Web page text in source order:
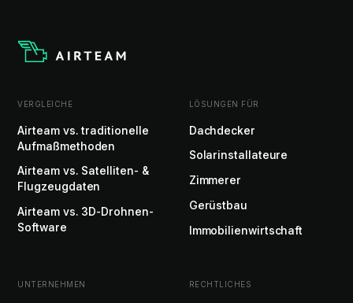
VERGLEICHE
Airteam vs. traditionelle
Aufmaßmethoden
Airteam vs. Satelliten- &
Flugzeugdaten
Airteam vs. 3D-Drohnen-
Software
LÖSUNGEN FÜR
Dachdecker
Solarinstallateure
Zimmerer
Gerüstbau
Immobilienwirtschaft
UNTERNEHMEN RECHTLICHES